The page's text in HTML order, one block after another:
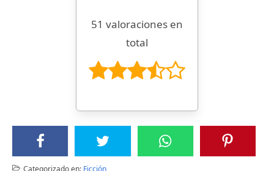
51 valoraciones en
total